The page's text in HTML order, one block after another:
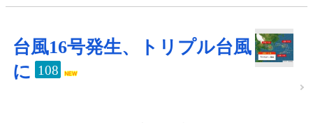
台風16号発生、トリプル台風
に 108